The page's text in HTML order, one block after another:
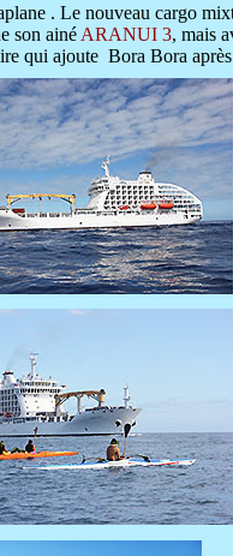
. Le nouveau cargo
son ainé ARANUI 3, mais
qui ajoute Bora Bora